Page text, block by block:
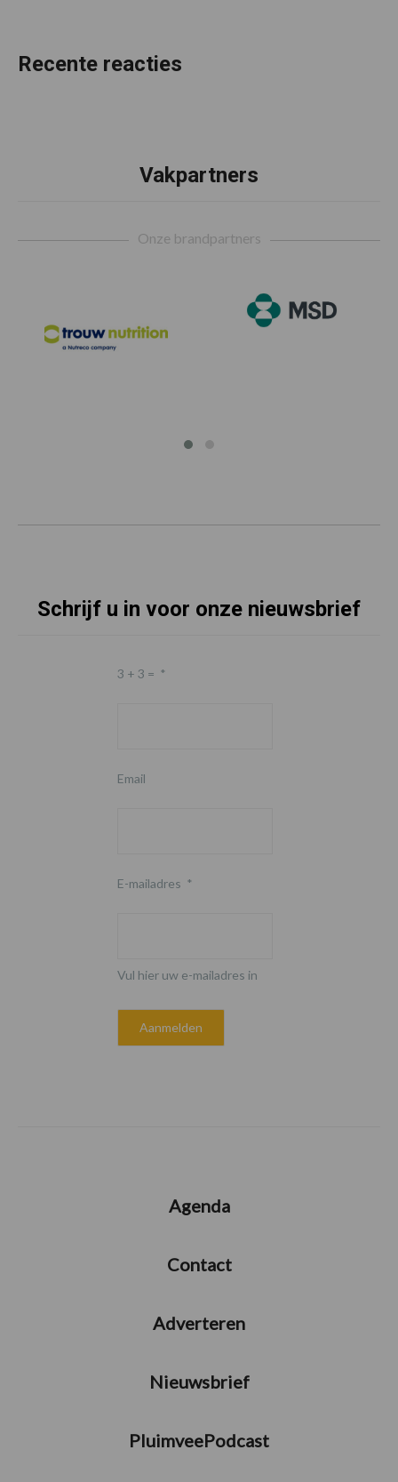
Recente reacties
Vakpartners
Onze brandpartners
Schrijf u in voor onze nieuwsbrief
3 + 3 = *
Email
E-mailadres *
Vul hier uw e-mailadres in
Agenda
Contact
Adverteren
Nieuwsbrief
PluimveePodcast